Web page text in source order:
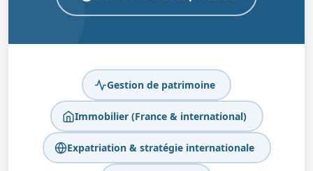
Gestion de patrimoine
Immobilier (France & international)
Expatriation & stratégie internationale